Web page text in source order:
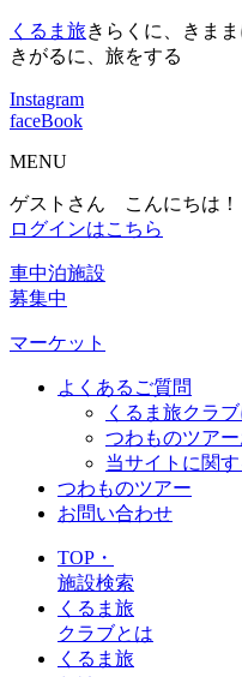
くるま旅きらくに、きまま
きがるに、旅をする
Instagram
faceBook
MENU
ゲストさん こんにちは！
ログインはこちら
車中泊施設
募集中
マーケット
よくあるご質問
くるま旅クラ
つわものツア
当サイトに関
つわものツアー
お問い合わせ
TOP・
施設検索
くるま旅
クラブとは
くるま旅